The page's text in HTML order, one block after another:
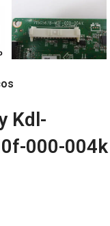
Kdl-
000-004k